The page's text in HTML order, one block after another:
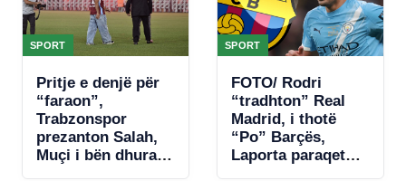
SPORT
Pritje e denjë për
“faraon”,
Trabzonspor
prezanton Salah,
Muçi i bën dhuratë
SPORT
FOTO/ Rodri
“tradhton” Real
Madrid, i thotë
“Po” Barçës,
Laporta paraqet